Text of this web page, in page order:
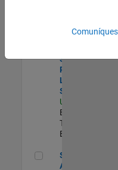
Experimentado
Software
Pricing and
Licensing
Strategy
US-MA-Natick
Business Model
Team |
Experimentado
Senior CRM Analyst
Senior CRM
Analyst